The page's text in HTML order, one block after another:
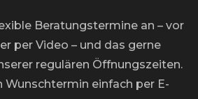
Beratungstermine an – vor
per Video – und das gerne
regulären Öffnungszeiten.
Wunschtermin einfach per E-